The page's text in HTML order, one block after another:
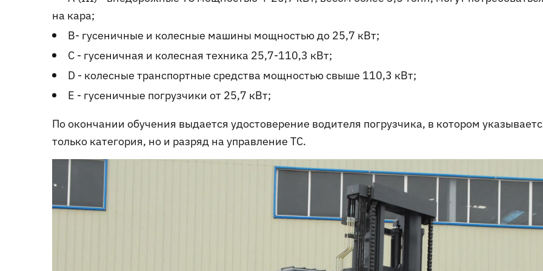
на кара;
B- гусеничные и колесные машины мощностью до 25,7 кВт;
С - гусеничная и колесная техника 25,7-110,3 кВт;
D - колесные транспортные средства мощностью свыше 110,3 кВт;
E - гусеничные погрузчики от 25,7 кВт;
По окончании обучения выдается удостоверение водителя погрузчика, в котором
только категория, но и разряд на управление ТС.